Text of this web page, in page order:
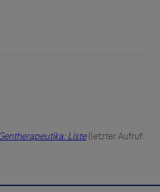
Liste(letzter Aufruf: